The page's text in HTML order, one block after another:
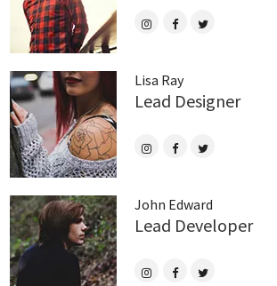
Lisa Ray
Lead Designer
John Edward
Lead Developer